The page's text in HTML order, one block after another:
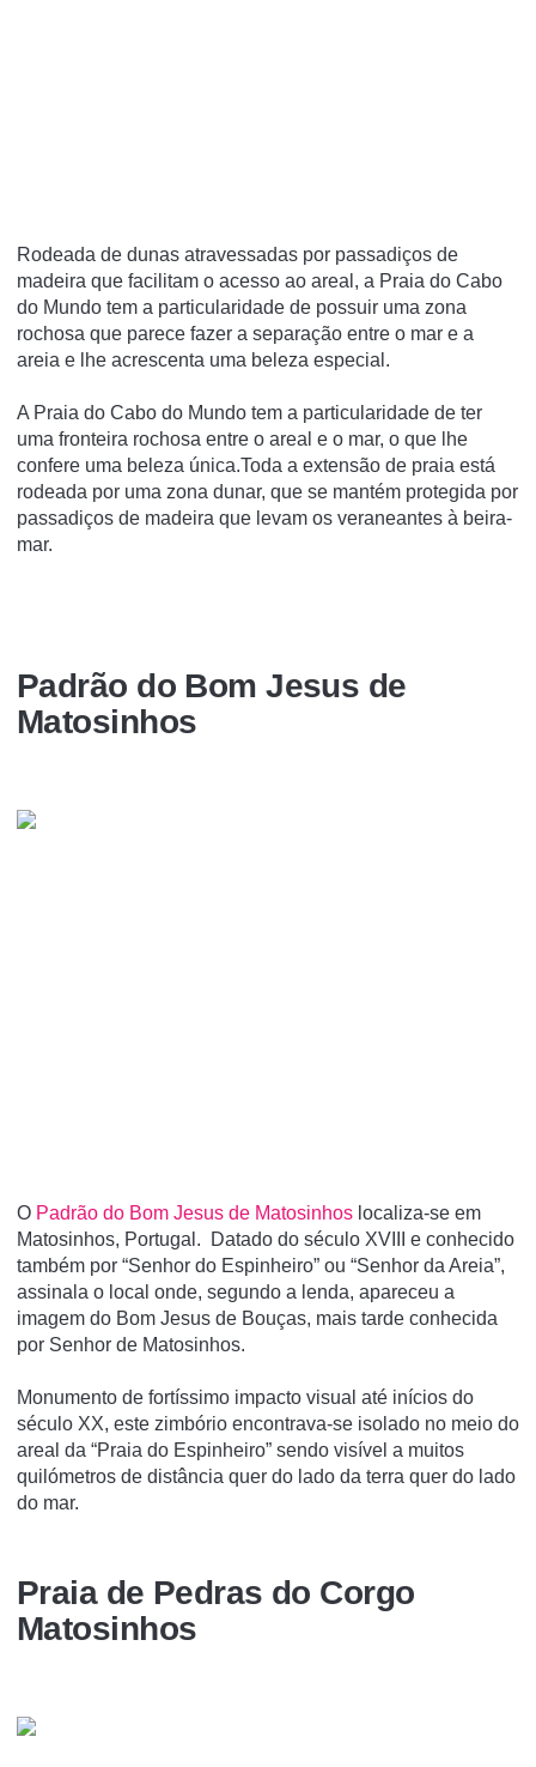
Rodeada de dunas atravessadas por passadiços de
madeira que facilitam o acesso ao areal, a Praia do Cabo
do Mundo tem a particularidade de possuir uma zona
rochosa que parece fazer a separação entre o mar e a
areia e lhe acrescenta uma beleza especial.
A Praia do Cabo do Mundo tem a particularidade de ter
uma fronteira rochosa entre o areal e o mar, o que lhe
confere uma beleza única.Toda a extensão de praia está
rodeada por uma zona dunar, que se mantém protegida por
passadiços de madeira que levam os veraneantes à beira-
mar.
Padrão do Bom Jesus de
Matosinhos
O Padrão do Bom Jesus de Matosinhos localiza-se em
Matosinhos, Portugal. Datado do século XVIII e conhecido
também por “Senhor do Espinheiro” ou “Senhor da Areia”,
assinala o local onde, segundo a lenda, apareceu a
imagem do Bom Jesus de Bouças, mais tarde conhecida
por Senhor de Matosinhos.
Monumento de fortíssimo impacto visual até inícios do
século XX, este zimbório encontrava-se isolado no meio do
areal da “Praia do Espinheiro” sendo visível a muitos
quilómetros de distância quer do lado da terra quer do lado
do mar.
Praia de Pedras do Corgo
Matosinhos